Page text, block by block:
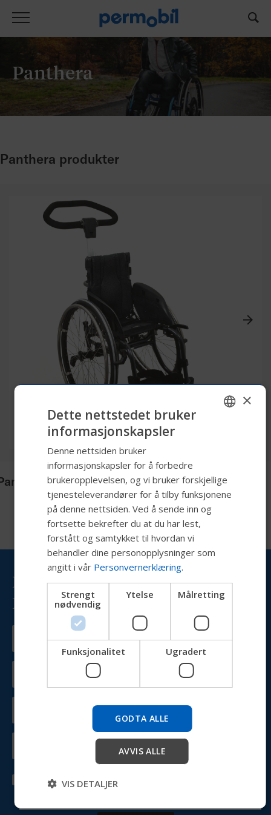
Panthera
Panthera produkter
Bambino 3
Hold deg oppdatert med
Permobil
Ved å skrive inn e-postadressen din godtar du våre
vilkår og betingelser
Prøv vår nye Permobil-guide
selskapsinformasjon og finne enhetsstøtte.
Start
ENGLISH
DUTCH
GERMAN
DANISH
NORWEGIAN
CHINESE (SIMPLIFIED)
ITALIAN
SPANISH
×
Dette nettstedet bruker
informasjonskapsler
Denne nettsiden bruker
informasjonskapsler for å forbedre
brukeropplevelsen, og vi bruker forskjellige
tjenesteleverandører for å tilby funksjonene
på denne nettsiden. Ved å sende inn og
fortsette bekrefter du at du har lest,
forstått og samtykket til hvordan vi
behandler dine personopplysninger som
angitt i vår Personvernerklæring.
Strengt
nødvendig
Ytelse Målretting
Funksjonalitet Ugradert
GODTA ALLE
AVVIS ALLE
VIS DETALJER